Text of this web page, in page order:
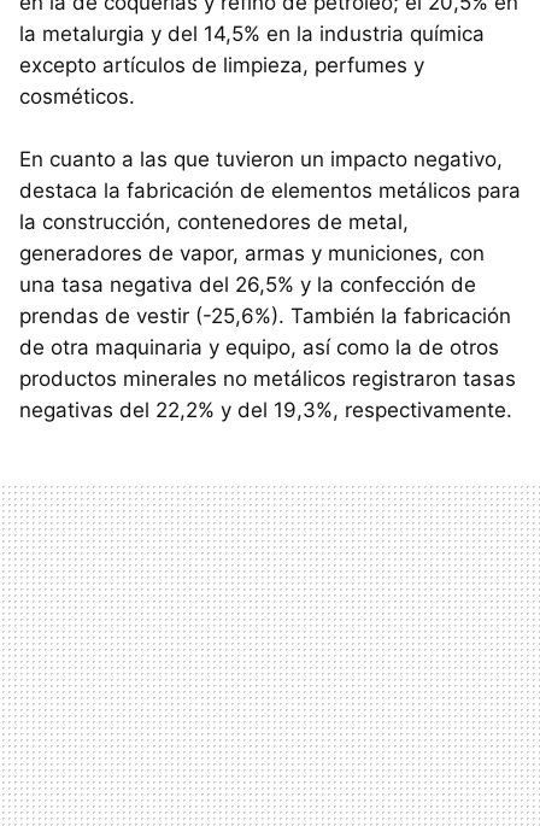
la metalurgia y del 14,5% en la industria química
excepto artículos de limpieza, perfumes y
cosméticos.
En cuanto a las que tuvieron un impacto negativo,
destaca la fabricación de elementos metálicos para
la construcción, contenedores de metal,
generadores de vapor, armas y municiones, con
una tasa negativa del 26,5% y la confección de
prendas de vestir (-25,6%). También la fabricación
de otra maquinaria y equipo, así como la de otros
productos minerales no metálicos registraron tasas
negativas del 22,2% y del 19,3%, respectivamente.